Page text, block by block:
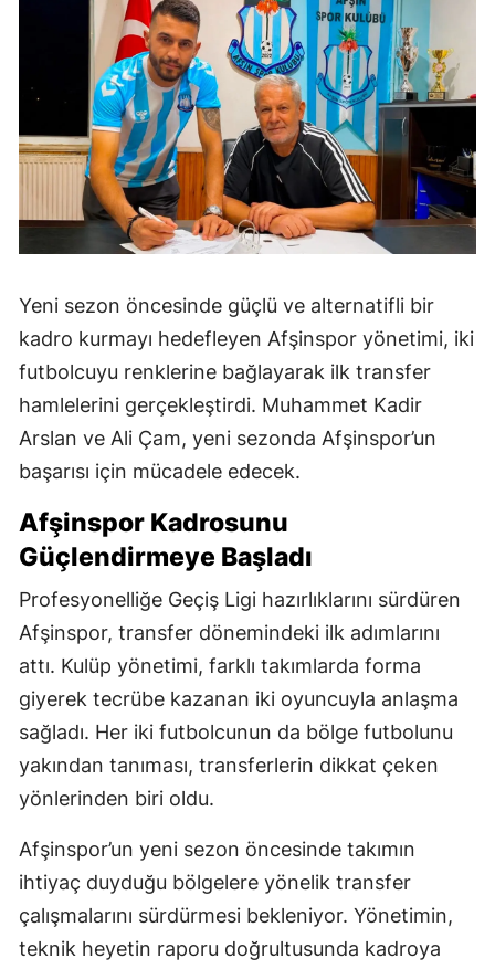
Yeni sezon öncesinde güçlü ve alternatifli bir
kadro kurmayı hedefleyen Afşinspor yönetimi, iki
futbolcuyu renklerine bağlayarak ilk transfer
hamlelerini gerçekleştirdi. Muhammet Kadir
Arslan ve Ali Çam, yeni sezonda Afşinspor’un
başarısı için mücadele edecek.
Afşinspor Kadrosunu
Güçlendirmeye Başladı
Profesyonelliğe Geçiş Ligi hazırlıklarını sürdüren
Afşinspor, transfer dönemindeki ilk adımlarını
attı. Kulüp yönetimi, farklı takımlarda forma
giyerek tecrübe kazanan iki oyuncuyla anlaşma
sağladı. Her iki futbolcunun da bölge futbolunu
yakından tanıması, transferlerin dikkat çeken
yönlerinden biri oldu.
Afşinspor’un yeni sezon öncesinde takımın
ihtiyaç duyduğu bölgelere yönelik transfer
çalışmalarını sürdürmesi bekleniyor. Yönetimin,
teknik heyetin raporu doğrultusunda kadroya